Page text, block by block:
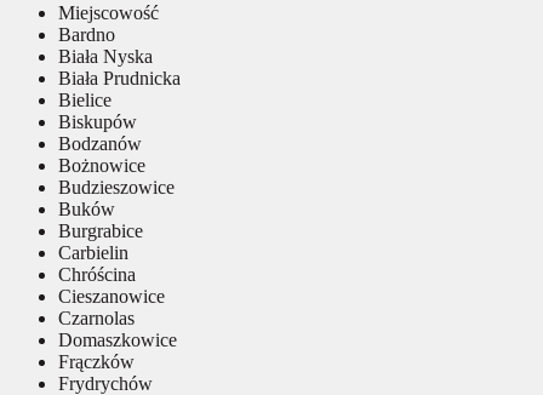
Miejscowość
Bardno
Biała Nyska
Biała Prudnicka
Bielice
Biskupów
Bodzanów
Bożnowice
Budzieszowice
Buków
Burgrabice
Carbielin
Chróścina
Cieszanowice
Czarnolas
Domaszkowice
Frączków
Frydrychów